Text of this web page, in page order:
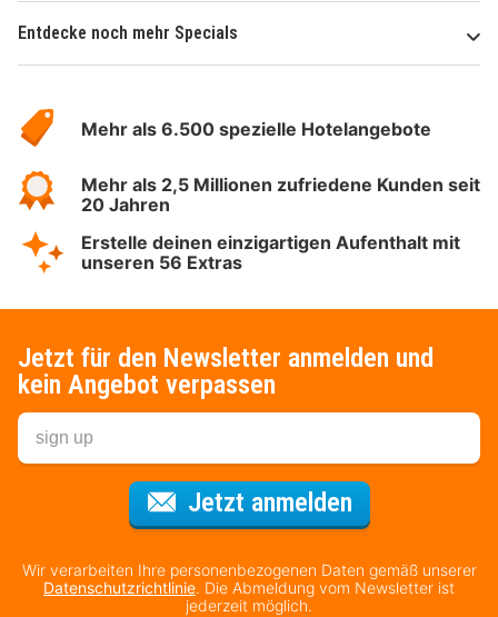
Entdecke noch mehr Specials
Hotelspecials
Mehr als 6.500 spezielle Hotelangebote
Mehr als 2,5 Millionen zufriedene Kunden seit
20 Jahren
Erstelle deinen einzigartigen Aufenthalt mit
unseren 56 Extras
Jetzt für den Newsletter anmelden und
kein Angebot verpassen
Jetzt anmeldenFür den
Wir verarbeiten Ihre personenbezogenen Daten gemäß unserer
Datenschutzrichtlinie. Die Abmeldung vom Newsletter ist
jederzeit möglich.